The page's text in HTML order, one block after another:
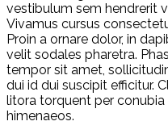
vestibulum sem hendrerit
Vivamus cursus
Proin a ornare dolor, in
velit sodales pharetra.
tempor sit amet,
dui id dui suscipit efficitur.
litora torquent per
himenaeos.